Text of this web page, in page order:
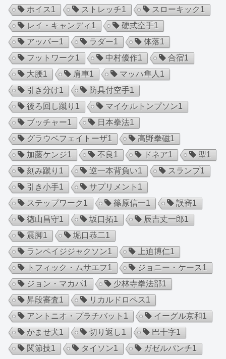
ホイス1 ストレッチ1 スローキック1
レイ・キャンディ 1 硬式空手1
アッパー1 ラダー1 体落1
フットワーク1 中村優作1 合宿1
大腰1 肩車1 マッハ隼人 1
引き分け1 防具付空手1
後ろ回し蹴り 1 マイケルトンプソン1
ブッチャー1 日本拳法1
グラウベフェイトーザ1 高野拳磁1
加藤ケンジ1 不良 1 ドネア1 型1
刻み蹴り 1 逆一本背負い1 スランプ1
引き小手1 サプリメント 1
ステップワーク1 篠原信一1 誤審1
徳山昌守1 坂口拓1 辰吉丈一郎1
震脚1 堀口恭二1
ランペイジジャクソン1 上迫博仁1
トフィック・ムサエフ1 ジョニー・ケース1
ジョン・マカパ1 少林寺拳法部1
昇段審査1 リカルドロペス1
アントニオ・プラチバット 1 イーグル京和1
かませ犬1 切り返し1 巴十字1
関節技1 タイソン1 ガゼルパンチ1